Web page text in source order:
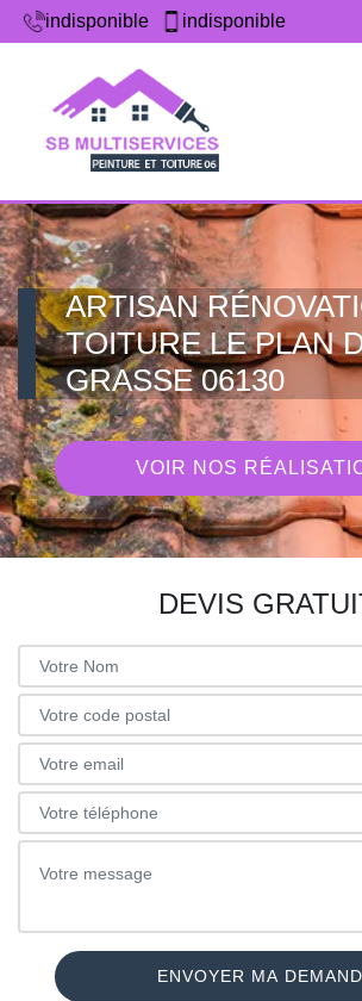
indisponible indisponible
ARTISAN
TOITURE LE PLAN
GRASSE 06130
VOIR NOS
DEVIS